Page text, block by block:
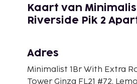
Kaart van
Riverside Pik 2
Adres
Minimalist 1Br With Extra
Tower Ginza FL21 #72,